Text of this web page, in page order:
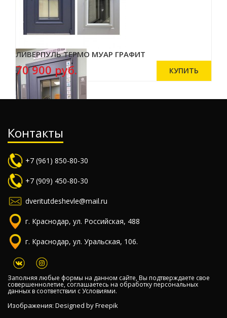
ЛИВЕРПУЛЬ ТЕРМО МУАР ГРАФИТ
70 900 руб.
Контакты
+7 (961) 850-80-30
+7 (909) 450-80-30
dveritutdeshevle@mail.ru
г. Краснодар, ул. Российская, 488
г. Краснодар, ул. Уральская, 106.
Заполняя любые формы на данном сайте, Вы подтверждаете свое
совершеннолетие, соглашаетесь на обработку персональных
данных в соответствии сУсловиями.
Изображения: Designed byFreepik